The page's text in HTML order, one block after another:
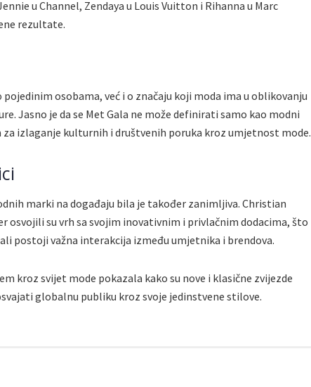
u Channel, Zendaya u Louis Vuitton i Rihanna u Marc
rezultate.
osobama, već i o značaju koji moda ima u oblikovanju
Jasno je da se Met Gala ne može definirati samo kao modni
izlaganje kulturnih i društvenih poruka kroz umjetnost mode.
marki na događaju bila je također zanimljiva. Christian
osvojili su vrh sa svojim inovativnim i privlačnim dodacima, što
postoji važna interakcija između umjetnika i brendova.
kroz svijet mode pokazala kako su nove i klasične zvijezde
globalnu publiku kroz svoje jedinstvene stilove.